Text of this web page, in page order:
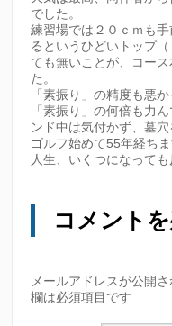
でした。
練習場では２０ｃｍも
るというひどいトップ
ても無いことが、コー
た。
「素振り」の精度も悪
「素振り」の何倍も力
ンド中は気付かず、墓
ゴルフ始めて55年経ちま
人生、いくつになって
コメント
メールアドレスが公開
欄は必須項目です